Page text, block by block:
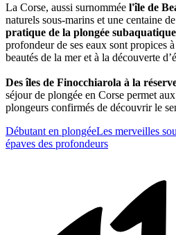
La Corse, aussi surnommée l'île de
naturels sous-marins et une centaine
pratique de la plongée subaquatique
profondeur de ses eaux sont propices
beautés de la mer et à la découverte
Des îles de Finocchiarola à la
séjour de plongée en Corse permet
plongeurs confirmés de découvrir le
Débutant en plongéeLes merveilles
épaves des profondeurs